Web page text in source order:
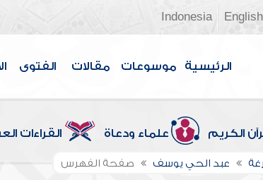
English
Indonesia
الرئيسية موسوعات مقالات الفتوى
الكريم علماء ودعاة القراءات
عبد الحي يوسف صفحة الفهرس